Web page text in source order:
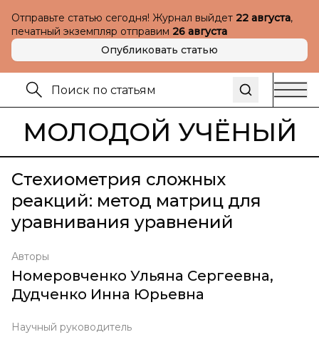
Отправьте статью сегодня! Журнал выйдет 22 августа,
печатный экземпляр отправим 26 августа
Опубликовать статью
МОЛОДОЙ УЧЁНЫЙ
Стехиометрия сложных
реакций: метод матриц для
уравнивания уравнений
Авторы
Номеровченко Ульяна Сергеевна,
Дудченко Инна Юрьевна
Научный руководитель